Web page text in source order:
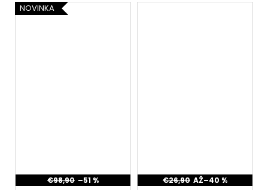
NOVINKA
€98,90 –51 % €26,90 AŽ–40 %